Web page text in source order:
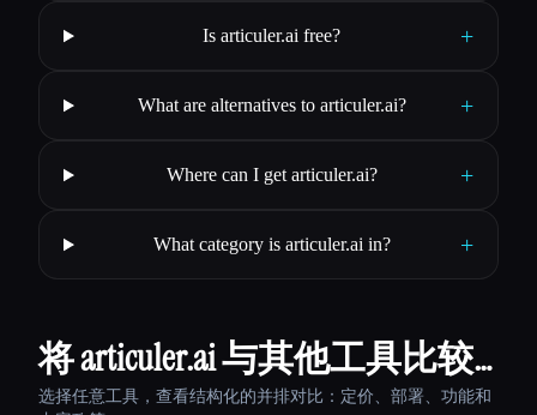
Is articuler.ai free? +
What are alternatives to articuler.ai? +
Where can I get articuler.ai? +
What category is articuler.ai in? +
将 articuler.ai 与其他工具比较…
选择任意工具，查看结构化的并排对比：定价、部署、功能和